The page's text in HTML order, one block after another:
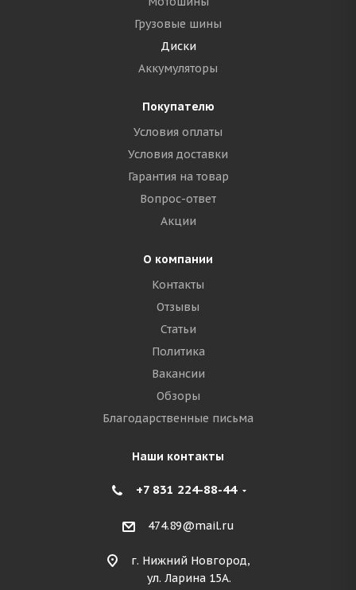
Грузовые шины
Диски
Аккумуляторы
Покупателю
Условия оплаты
Условия доставки
Гарантия на товар
Вопрос-ответ
Акции
О компании
Контакты
Отзывы
Статьи
Политика
Вакансии
Обзоры
Благодарственные письма
Наши контакты
+7 831 224-88-44
474.89@mail.ru
г. Нижний Новгород,
ул. Ларина 15А.